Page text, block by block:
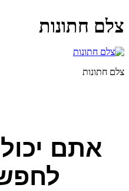
צלם חתונות
צלם חתונות
אתם